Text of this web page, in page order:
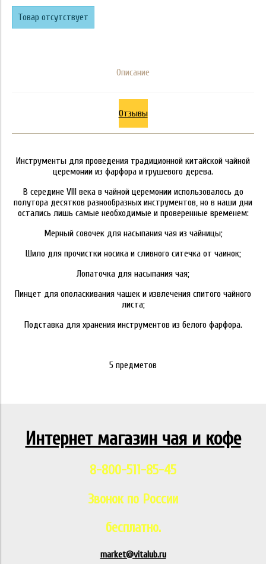
Товар отсутствует
Описание
Отзывы
Инструменты для проведения традиционной китайской чайной
церемонии из фарфора и грушевого дерева.
В середине VIII века в чайной церемонии использовалось до
полутора десятков разнообразных инструментов, но в наши дни
остались лишь самые необходимые и проверенные временем:
Мерный совочек для насыпания чая из чайницы;
Шило для прочистки носика и сливного ситечка от чаинок;
Лопаточка для насыпания чая;
Пинцет для ополаскивания чашек и извлечения спитого чайного
листа;
Подставка для хранения инструментов из белого фарфора.
5 предметов
Интернет магазин чая и кофе
8-800-511-85-45
Звонок по России
бесплатно.
market@vitalub.ru